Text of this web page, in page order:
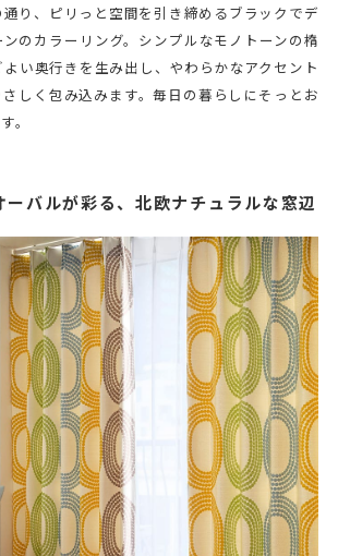
り、ピリっと空間を引き締めるブラックでデ
のカラーリング。シンプルなモノトーンの楕
い奥行きを生み出し、やわらかなアクセント
さしく包み込みます。毎日の暮らしにそっとお
。
バルが彩る、北欧ナチュラルな窓辺